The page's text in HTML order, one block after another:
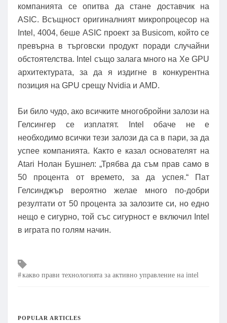
компанията се опитва да стане доставчик на
ASIC. Всъщност оригиналният микропроцесор на
Intel, 4004, беше ASIC проект за Busicom, който се
превърна в търговски продукт поради случайни
обстоятелства. Intel също залага много на Xe GPU
архитектурата, за да я издигне в конкурентна
позиция на GPU срещу Nvidia и AMD.
Би било чудо, ако всичките многобройни залози на
Гелсингер се изплатят. Intel обаче не е
необходимо всички тези залози да са в пари, за да
успее компанията. Както е казал основателят на
Atari Нолан Бушнел: „Трябва да съм прав само в
50 процента от времето, за да успея.“ Пат
Гелсинджър вероятно желае много по-добри
резултати от 50 процента за залозите си, но едно
нещо е сигурно, той със сигурност е включил Intel
в играта по голям начин.
какво прави технологията за активно управление на intel
POPULAR ARTICLES